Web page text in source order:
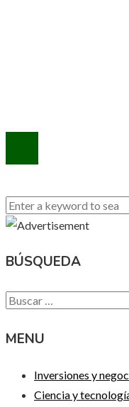
BÚSQUEDA
Buscar:
MENU
Inversiones y
Ciencia y